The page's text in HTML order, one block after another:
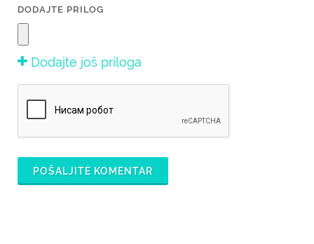
DODAJTE PRILOG
Dodajte još priloga
POŠALJITE KOMENTAR